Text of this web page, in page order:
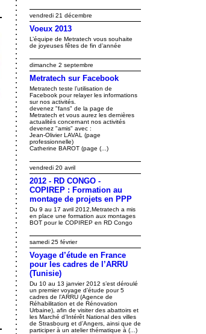
vendredi 21 décembre
Voeux 2013
L’équipe de Metratech vous souhaite
de joyeuses fêtes de fin d’année
dimanche 2 septembre
Metratech sur Facebook
Metratech teste l’utilisation de
Facebook pour relayer les informations
sur nos activités.
devenez "fans" de la page de
Metratech et vous aurez les dernières
actualités concernant nos activités
devenez "amis" avec :
Jean-Olivier LAVAL (page
professionnelle)
Catherine BAROT (page (...)
vendredi 20 avril
2012 - RD CONGO -
COPIREP : Formation au
montage de projets en PPP
Du 9 au 17 avril 2012,Metratech a mis
en place une formation aux montages
BOT pour le COPIREP en RD Congo
samedi 25 février
Voyage d’étude en France
pour les cadres de l’ARRU
(Tunisie)
Du 10 au 13 janvier 2012 s’est déroulé
un premier voyage d’étude pour 5
cadres de l’ARRU (Agence de
Réhabilitation et de Rénovation
Urbaine), afin de visiter des abattoirs et
les Marché d’Intérêt National des villes
de Strasbourg et d’Angers, ainsi que de
participer à un atelier thématique à (...)